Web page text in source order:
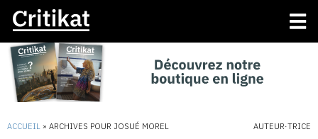
ACCUEIL » ARCHIVES POUR JOSUÉ MOREL AUTEUR·TRICE